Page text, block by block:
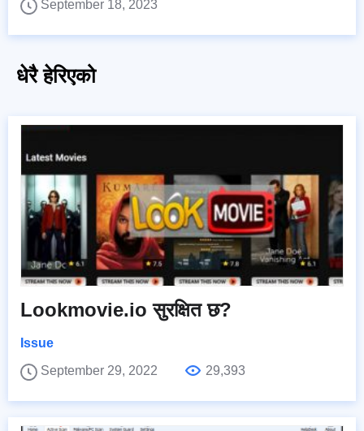
September 18, 2023
धेरै हेरिएको
Lookmovie.io सुरक्षित छ?
Issue
September 29, 2022
29,393